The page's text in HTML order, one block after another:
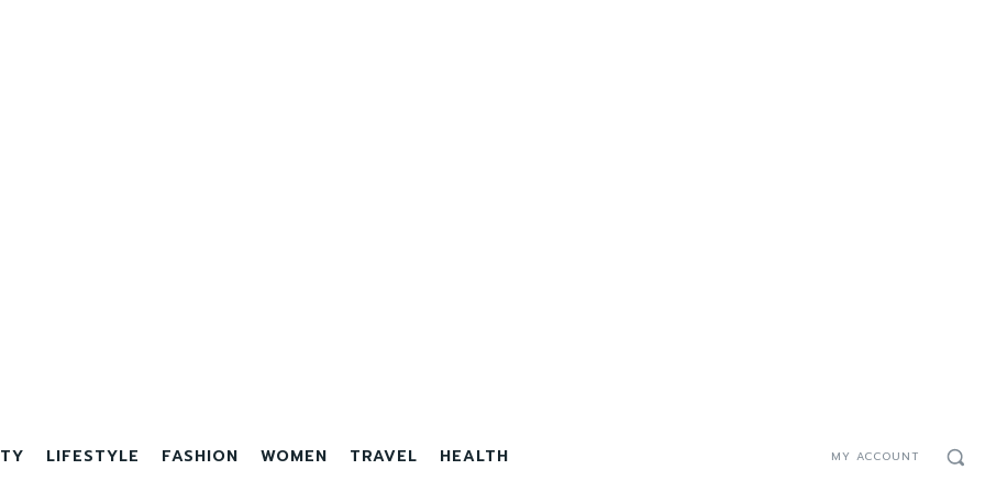
LIFESTYLE FASHION WOMEN TRAVEL HEALTH MY ACCOUNT